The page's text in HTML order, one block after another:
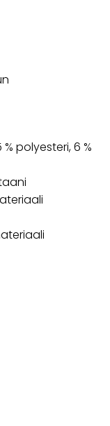
polyesteri, 6 %